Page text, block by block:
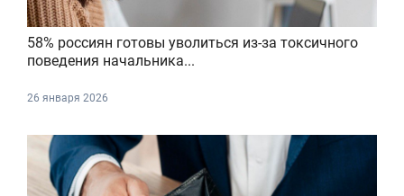
58% россиян готовы уволиться из-за токсичного
поведения начальника...
26 января 2026